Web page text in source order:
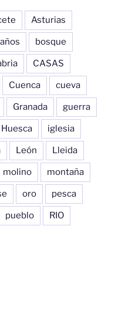
Asturias
bosque
CASAS
Cuenca cueva
Granada guerra
Huesca iglesia
León Lleida
molino montaña
oro pesca
pueblo RIO